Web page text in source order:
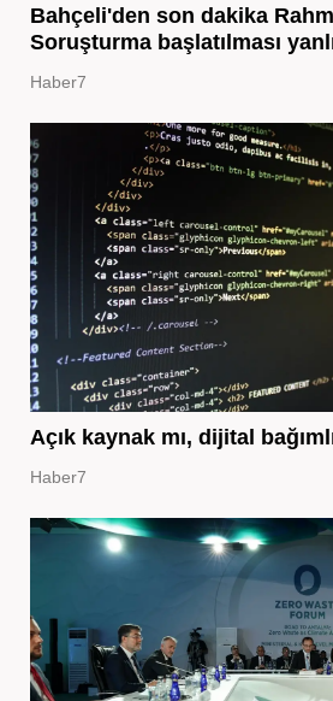
Bahçeli'den son dakika
Soruşturma başlatılması
Haber7
Açık kaynak mı, dijital
Haber7